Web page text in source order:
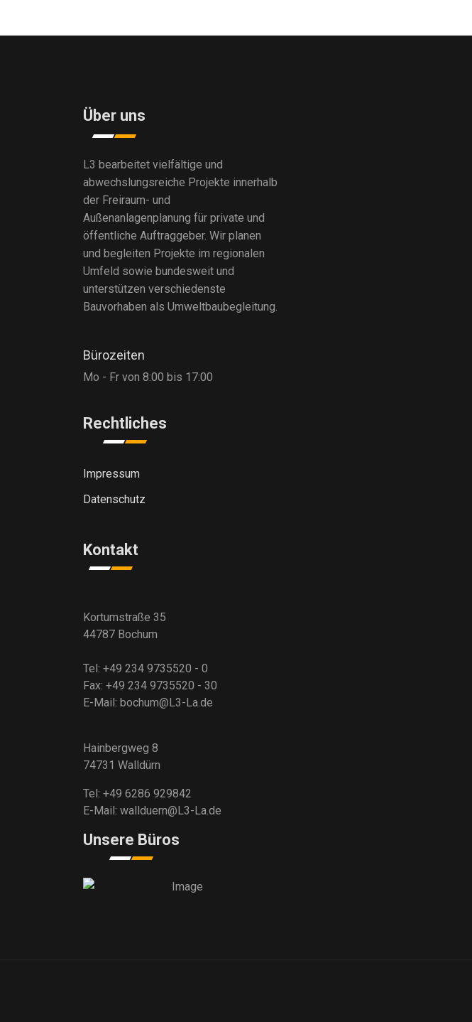
Über uns
L3 bearbeitet vielfältige und
abwechslungsreiche Projekte innerhalb
der Freiraum- und
Außenanlagenplanung für private und
öffentliche Auftraggeber. Wir planen
und begleiten Projekte im regionalen
Umfeld sowie bundesweit und
unterstützen verschiedenste
Bauvorhaben als Umweltbaubegleitung.
Bürozeiten
Mo - Fr von 8:00 bis 17:00
Rechtliches
Impressum
Datenschutz
Kontakt
Kortumstraße 35
44787 Bochum
Tel: +49 234 9735520 - 0
Fax: +49 234 9735520 - 30
E-Mail: bochum@L3-La.de
Hainbergweg 8
74731 Walldürn
Tel: +49 6286 929842
E-Mail: wallduern@L3-La.de
Unsere Büros